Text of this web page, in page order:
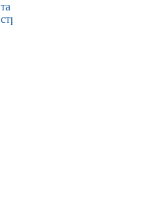
та
страхування